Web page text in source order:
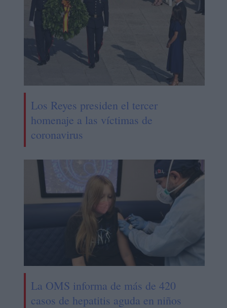
Los Reyes presiden el tercer
homenaje a las víctimas de
coronavirus
La OMS informa de más de 420
casos de hepatitis aguda en niños